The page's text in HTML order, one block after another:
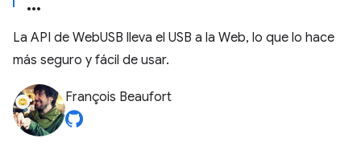
La API de WebUSB lleva el USB a la Web, lo que lo hace
más seguro y fácil de usar.
François Beaufort